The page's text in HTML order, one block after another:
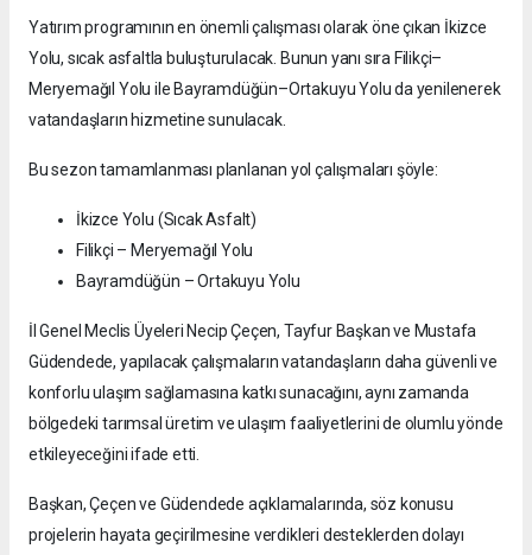
Yatırım programının en önemli çalışması olarak öne çıkan İkizce
Yolu, sıcak asfaltla buluşturulacak. Bunun yanı sıra Filikçi–
Meryemağıl Yolu ile Bayramdüğün–Ortakuyu Yolu da yenilenerek
vatandaşların hizmetine sunulacak.
Bu sezon tamamlanması planlanan yol çalışmaları şöyle:
İkizce Yolu (Sıcak Asfalt)
Filikçi – Meryemağıl Yolu
Bayramdüğün – Ortakuyu Yolu
İl Genel Meclis Üyeleri Necip Çeçen, Tayfur Başkan ve Mustafa
Güdendede, yapılacak çalışmaların vatandaşların daha güvenli ve
konforlu ulaşım sağlamasına katkı sunacağını, aynı zamanda
bölgedeki tarımsal üretim ve ulaşım faaliyetlerini de olumlu yönde
etkileyeceğini ifade etti.
Başkan, Çeçen ve Güdendede açıklamalarında, söz konusu
projelerin hayata geçirilmesine verdikleri desteklerden dolayı